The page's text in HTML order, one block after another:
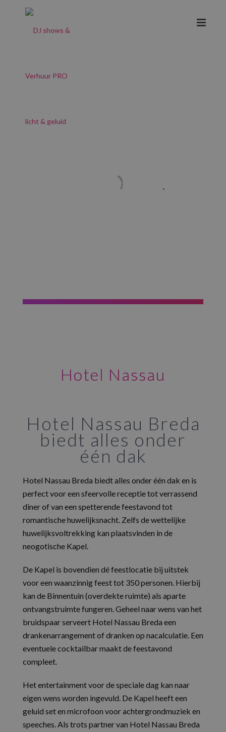
Hotel Nassau .
Hotel Nassau
Hotel Nassau Breda
biedt alles onder
één dak
Hotel Nassau Breda biedt alles onder één dak en is
perfect voor een sfeervolle receptie tot verrassend
diner of van een spetterende feestavond tot
romantische huwelijksnacht. Zelfs de wettelijke
huwelijksvoltrekking kan plaatsvinden in de
neogotische Kapel.
De Kapel is bovendien dé feestlocatie bij uitstek
voor een waanzinnig feest tot 350 personen. Hierbij
kan de Binnentuin (overdekte ruimte) als aparte
ontvangstruimte fungeren. Geheel naar wens van het
bruidspaar serveert Hotel Nassau Breda een
drankenarrangement of dranken op nacalculatie. Een
eventuele cocktailbar maakt de feestavond
compleet.
Het entertainment voor de speciale dag kan naar
eigen wens worden ingevuld. De Kapel heeft een
geluid set en microfoon voor achtergrondmuziek en
speeches. Als trots partner van Hotel Nassau Breda